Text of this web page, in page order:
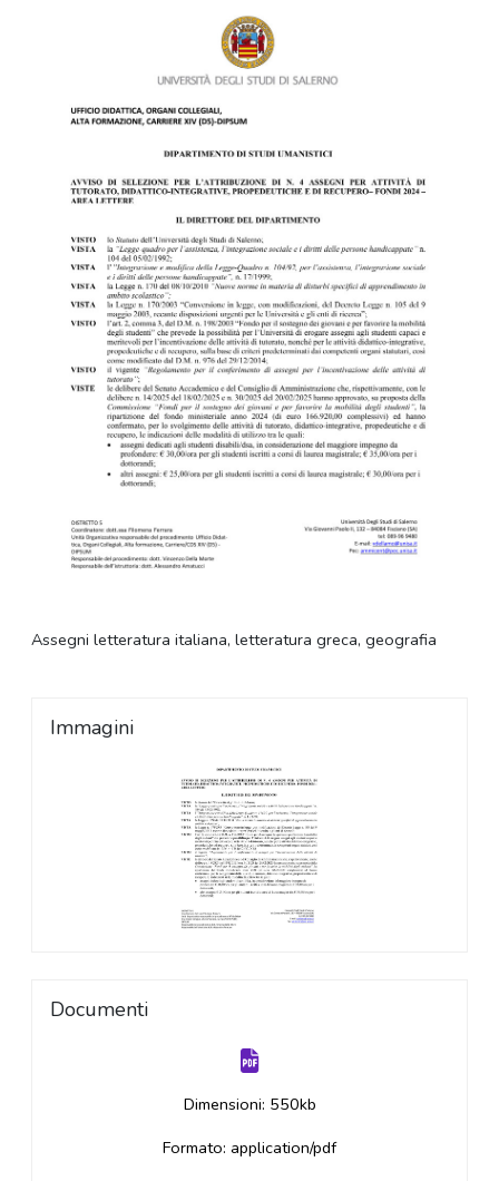
Assegni letteratura italiana, letteratura greca, geografia
Immagini
Documenti
Dimensioni: 550kb
Formato: application/pdf